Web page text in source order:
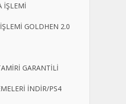
İŞLEMİ
GOLDHEN 2.0
GARANTİLİ
İNDİR/PS4